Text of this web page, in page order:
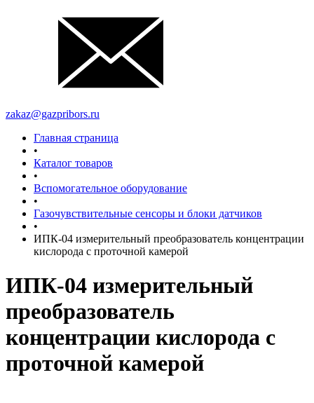
zakaz@gazpribors.ru
Главная страница
•
Каталог товаров
•
Вспомогательное оборудование
•
Газочувствительные сенсоры и блоки датчиков
•
ИПК-04 измерительный преобразователь концентрации
кислорода с проточной камерой
ИПК-04 измерительный
преобразователь
концентрации кислорода с
проточной камерой